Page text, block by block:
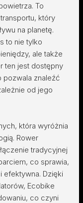
To
który
na planetę.
to nie tylko
ale także
ten jest dostępny
pozwala znaleźć
od jego
która wyróżnia
Rower
tradycyjnej
co sprawia,
efektywna. Dzięki
Ecobike
co czyni